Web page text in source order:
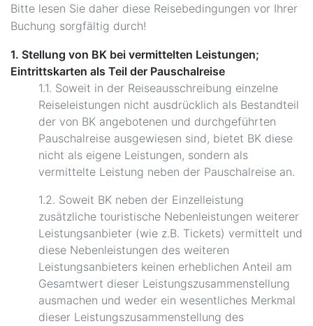
Bitte lesen Sie daher diese Reisebedingungen vor Ihrer
Buchung sorgfältig durch!
1. Stellung von BK bei vermittelten Leistungen;
Eintrittskarten als Teil der Pauschalreise
1.1. Soweit in der Reiseausschreibung einzelne
Reiseleistungen nicht ausdrücklich als Bestandteil
der von BK angebotenen und durchgeführten
Pauschalreise ausgewiesen sind, bietet BK diese
nicht als eigene Leistungen, sondern als
vermittelte Leistung neben der Pauschalreise an.
1.2. Soweit BK neben der Einzelleistung
zusätzliche touristische Nebenleistungen weiterer
Leistungsanbieter (wie z.B. Tickets) vermittelt und
diese Nebenleistungen des weiteren
Leistungsanbieters keinen erheblichen Anteil am
Gesamtwert dieser Leistungszusammenstellung
ausmachen und weder ein wesentliches Merkmal
dieser Leistungszusammenstellung des